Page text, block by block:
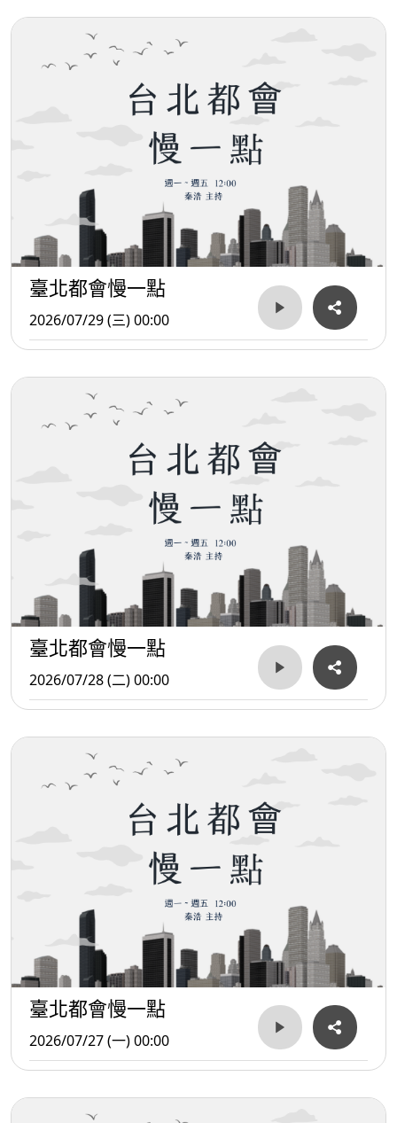
臺北都會慢一點
2026/07/29 (三) 00:00
臺北都會慢一點
2026/07/28 (二) 00:00
臺北都會慢一點
2026/07/27 (一) 00:00